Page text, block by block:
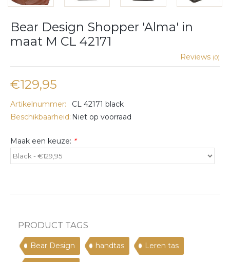
Bear Design Shopper 'Alma' in
maat M CL 42171
Reviews (0)
€129,95
Artikelnummer:
CL 42171 black
Beschikbaarheid: Niet op voorraad
Maak een keuze: *
PRODUCT TAGS
Bear Design handtas Leren tas